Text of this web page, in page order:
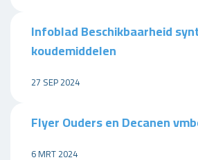
Infoblad Beschikbaarheid
koudemiddelen
27 SEP 2024
Flyer Ouders en Decanen
6 MRT 2024